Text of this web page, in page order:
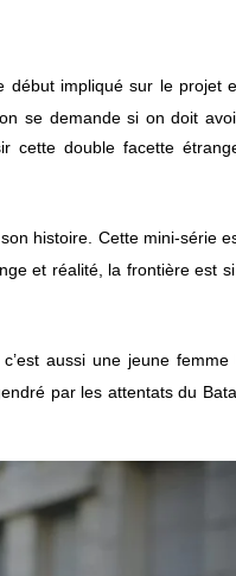
début impliqué sur le projet
se demande si on doit
cette double facette
histoire. Cette mini-série
et réalité, la frontière est
aussi une jeune femme
par les attentats du